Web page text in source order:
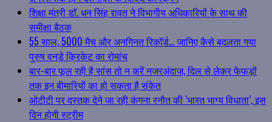
शिक्षा मंत्री डॉ. धन सिंह रावत ने विभागीय अधिकारियों के साथ की
समीक्षा बैठक
55 साल, 5000 मैच और अनगिनत रिकॉर्ड… जानिए कैसे बदलता गया
पुरुष वनडे क्रिकेट का रोमांच
बार-बार फूल रही है सांस तो न करें नजरअंदाज, दिल से लेकर फेफड़ों
तक इन बीमारियों का हो सकता है संकेत
ओटीटी पर दस्तक देने जा रही कंगना रनौत की ‘भारत भाग्य विधाता’, इस
दिन होगी स्ट्रीम